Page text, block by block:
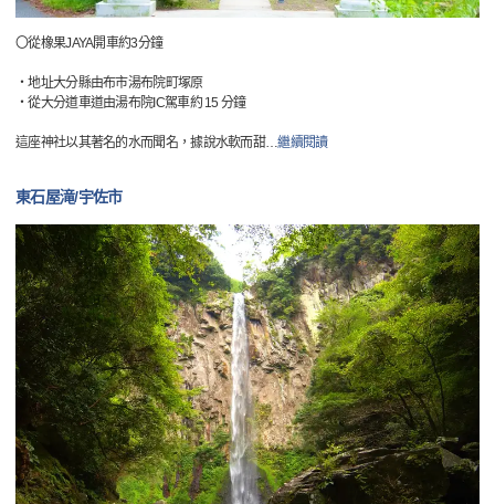
〇從橡果JAYA開車約3分鐘
・地址大分縣由布市湯布院町塚原
・從大分道車道由湯布院IC駕車約 15 分鐘
這座神社以其著名的水而聞名，據說水軟而甜…繼續閱讀
東石屋滝/宇佐市